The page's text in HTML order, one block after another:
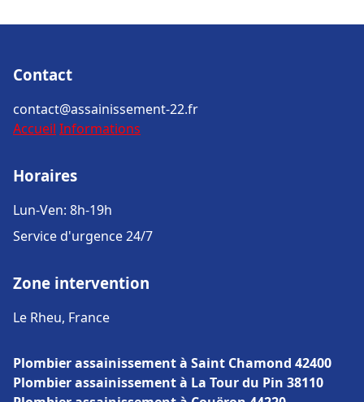
Contact
contact@assainissement-22.fr
Accueil Informations
Horaires
Lun-Ven: 8h-19h
Service d'urgence 24/7
Zone intervention
Le Rheu, France
Plombier assainissement à Saint Chamond 42400
Plombier assainissement à La Tour du Pin 38110